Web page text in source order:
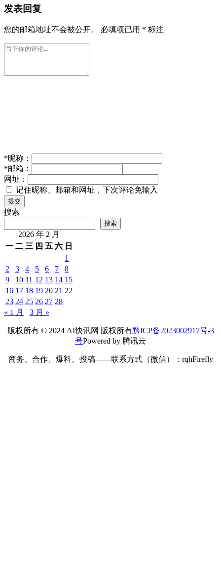
发表回复
您的邮箱地址不会被公开。 必填项已用 * 标注
*昵称：
*邮箱：
网址：
记住昵称、邮箱和网址，下次评论免输入
提交
搜索
搜索
2026 年 2 月
一 二 三 四 五 六 日
1
2
3 4 5 6 7
8
9
10 11 12 13 14 15
16 17 18 19 20 21 22
23 24 25 26 27 28
« 1 月
3 月 »
版权所有 © 2024 AI快讯网 版权所有黔ICP备2023002917号-3
号Powered by 腾讯云
商务、合作、爆料、投稿——联系方式（微信）：rqhFirefly